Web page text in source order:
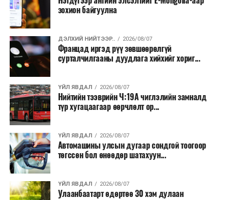
зохион байгуулна
ДЭЛХИЙ НИЙТЭЭР.. 2026/08/07
Францад иргэд рүү зөвшөөрөлгүй
сурталчилгааны дуудлага хийхийг хориг...
ҮЙЛ ЯВДАЛ 2026/08/07
Нийтийн тээврийн Ч:19А чиглэлийн замналд
түр хугацаагаар өөрчлөлт ор...
ҮЙЛ ЯВДАЛ 2026/08/07
Автомашины улсын дугаар сондгой тоогоор
төгссөн бол өнөөдөр шатахуун...
ҮЙЛ ЯВДАЛ 2026/08/07
Улаанбаатарт өдөртөө 30 хэм дулаан